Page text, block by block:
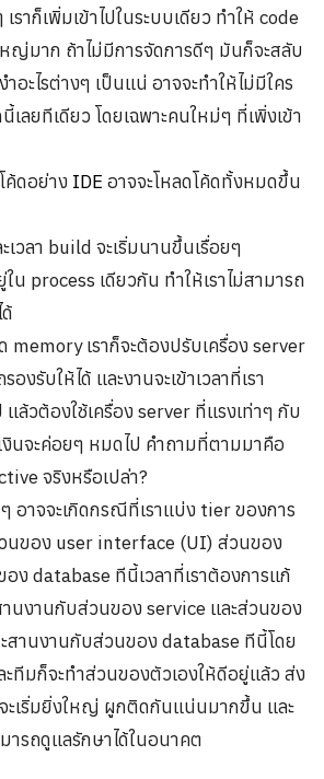
เราก็เพิ่มเข้าไปในระบบเดียว ทำให้ code
หญ่มาก ถ้าไม่มีการจัดการดีๆ มันก็จะสลับ
อะไรต่างๆ เป็นแน่ อาจจะทำให้ไม่มีใคร
เลยทีเดียว โดยเฉพาะคนใหม่ๆ ที่เพิ่งเข้า
ค้ดอย่าง IDE อาจจะโหลดโค้ดทั้งหมดขึ้น
เวลา build จะเริ่มนานขึ้นเรื่อยๆ
น process เดียวกัน ทำให้เราไม่สามารถ
memory เราก็จะต้องปรับเครื่อง server
องรับให้ได้ และงานจะเข้าเวลาที่เรา
ล้วต้องใช้เครื่อง server ที่แรงเท่าๆ กับ
เงินจะค่อยๆ หมดไป คำถามที่ตามมาคือ
จริงหรือเปล่า?
อาจจะเกิดกรณีที่เราแบ่ง tier ของการ
นของ user interface (UI) ส่วนของ
ง database ทีนี้เวลาที่เราต้องการแก้
านงานกับส่วนของ service และส่วนของ
สานงานกับส่วนของ database ทีนี้โดย
ทีมก็จะทำส่วนของตัวเองให้ดีอยู่แล้ว ส่ง
ะเริ่มยิ่งใหญ่ ผูกติดกันแน่นมากขึ้น และ
ารถดูแลรักษาได้ในอนาคต